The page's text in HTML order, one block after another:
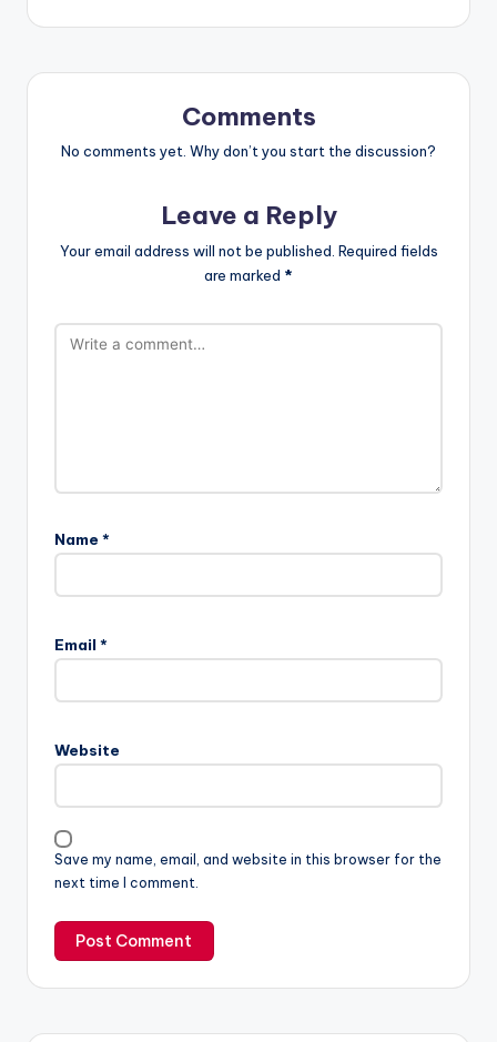
Comments
No comments yet. Why don’t you start the discussion?
Leave a Reply
Your email address will not be published. Required fields
are marked *
Name *
Email *
Website
Save my name, email, and website in this browser for the
next time I comment.